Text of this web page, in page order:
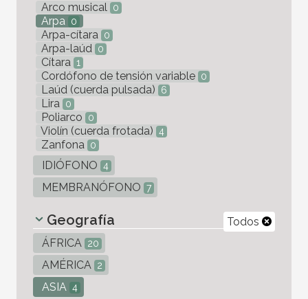
Arco musical 0
Arpa 0
Arpa-cítara 0
Arpa-laúd 0
Cítara 1
Cordófono de tensión variable 0
Laúd (cuerda pulsada) 6
Lira 0
Poliarco 0
Violín (cuerda frotada) 4
Zanfona 0
IDIÓFONO 4
MEMBRANÓFONO 7
Todos
Geografía
ÁFRICA 20
AMÉRICA 2
ASIA 4